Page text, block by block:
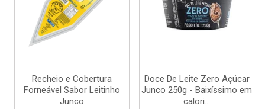
Recheio e Cobertura
Forneável Sabor Leitinho
Junco
Doce De Leite Zero Açúcar
Junco 250g - Baixíssimo em
calori...